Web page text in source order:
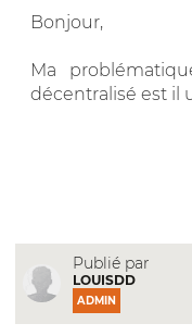
Bonjour,
Ma
décentralisé est il
Publié par
LOUISDD
ADMIN